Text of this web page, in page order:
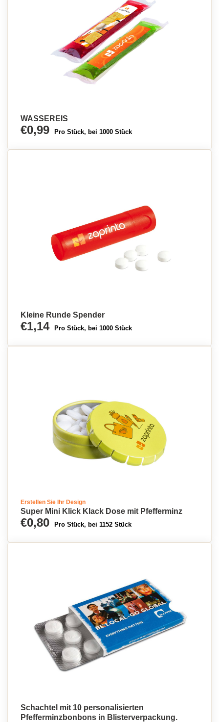
WASSEREIS
€0,99 Pro Stück, bei 1000 Stück
Kleine Runde Spender
€1,14 Pro Stück, bei 1000 Stück
Erstellen Sie Ihr Design
Super Mini Klick Klack Dose mit Pfefferminz
€0,80 Pro Stück, bei 1152 Stück
Schachtel mit 10 personalisierten
Pfefferminzbonbons in Blisterverpackung.